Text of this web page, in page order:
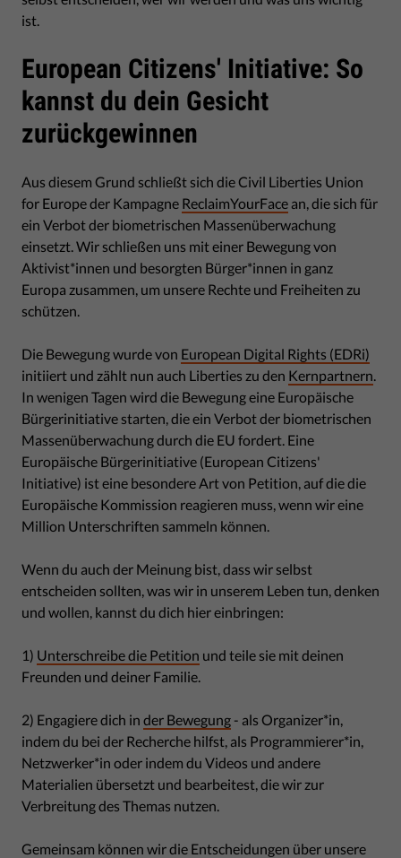
ist.
European Citizens' Initiative: So
kannst du dein Gesicht
zurückgewinnen
Aus diesem Grund schließt sich die Civil Liberties Union
for Europe der Kampagne ReclaimYourFace an, die sich für
ein Verbot der biometrischen Massenüberwachung
einsetzt. Wir schließen uns mit einer Bewegung von
Aktivist*innen und besorgten Bürger*innen in ganz
Europa zusammen, um unsere Rechte und Freiheiten zu
schützen.
Die Bewegung wurde von European Digital Rights (EDRi)
initiiert und zählt nun auch Liberties zu den Kernpartnern
In wenigen Tagen wird die Bewegung eine Europäische
Bürgerinitiative starten, die ein Verbot der biometrischen
Massenüberwachung durch die EU fordert. Eine
Europäische Bürgerinitiative (European Citizens'
Initiative) ist eine besondere Art von Petition, auf die die
Europäische Kommission reagieren muss, wenn wir eine
Million Unterschriften sammeln können.
Wenn du auch der Meinung bist, dass wir selbst
entscheiden sollten, was wir in unserem Leben tun, denken
und wollen, kannst du dich hier einbringen:
1) Unterschreibe die Petition und teile sie mit deinen
Freunden und deiner Familie.
2) Engagiere dich in der Bewegung - als Organizer*in,
indem du bei der Recherche hilfst, als Programmierer*in,
Netzwerker*in oder indem du Videos und andere
Materialien übersetzt und bearbeitest, die wir zur
Verbreitung des Themas nutzen.
Gemeinsam können wir die Entscheidungen über unsere